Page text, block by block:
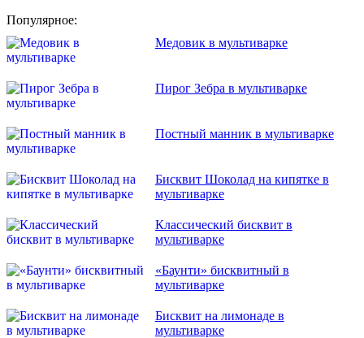
Популярное:
Медовик в мультиварке
Пирог Зебра в мультиварке
Постный манник в мультиварке
Бисквит Шоколад на кипятке в
мультиварке
Классический бисквит в
мультиварке
«Баунти» бисквитный в
мультиварке
Бисквит на лимонаде в
мультиварке